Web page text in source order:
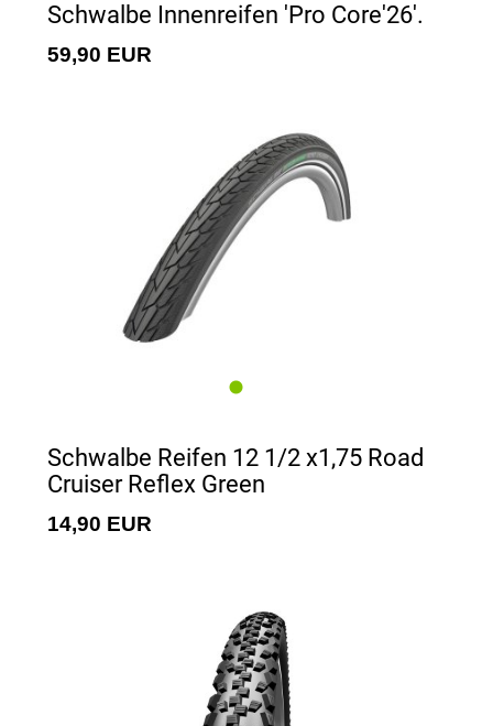
Schwalbe Innenreifen 'Pro Core'26'.
59,90 EUR
Schwalbe Reifen 12 1/2 x1,75 Road
Cruiser Reflex Green
14,90 EUR